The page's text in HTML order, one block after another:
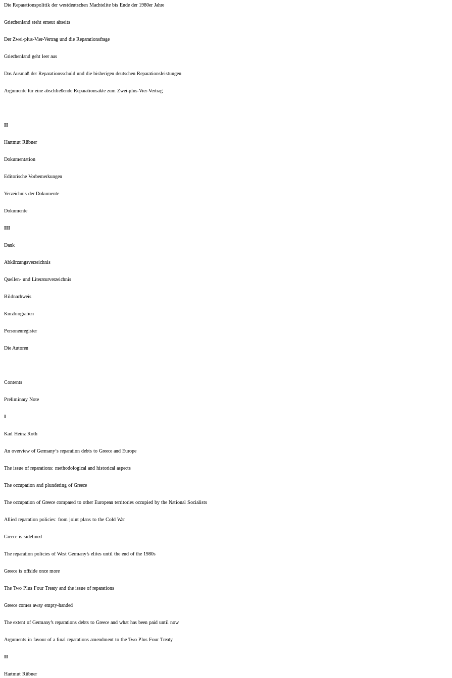
Die Reparationspolitik der westdeutschen Machtelite bis Ende der 1980er Jahre
Griechenland steht erneut abseits
Der Zwei-plus-Vier-Vertrag und die Reparationsfrage
Griechenland geht leer aus
Das Ausmaß der Reparationsschuld und die bisherigen deutschen Reparationsleistungen
Argumente für eine abschließende Reparationsakte zum Zwei-plus-Vier-Vertrag
II
Hartmut Rübner
Dokumentation
Editorische Vorbemerkungen
Verzeichnis der Dokumente
Dokumente
III
Dank
Abkürzungsverzeichnis
Quellen- und Literaturverzeichnis
Bildnachweis
Kurzbiografien
Personenregister
Die Autoren
Contents
Preliminary Note
I
Karl Heinz Roth
An overview of Germany‘s reparation debts to Greece and Europe
The issue of reparations: methodological and historical aspects
The occupation and plundering of Greece
The occupation of Greece compared to other European territories occupied by the National Socialists
Allied reparation policies: from joint plans to the Cold War
Greece is sidelined
The reparation policies of West Germany’s elites until the end of the 1980s
Greece is offside once more
The Two Plus Four Treaty and the issue of reparations
Greece comes away empty-handed
The extent of Germany’s reparations debts to Greece and what has been paid until now
Arguments in favour of a final reparations amendment to the Two Plus Four Treaty
II
Hartmut Rübner